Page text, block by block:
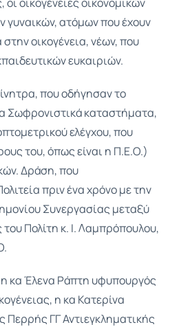
γυναικών, ατόμων που έχουν
οικογένεια, νέων, που
ευκαιριών.
που οδήγησαν το
Σωφρονιστικά καταστήματα,
ελέγχου, που
του, όπως είναι η Π.Ε.Ο.)
Δράση, που
πριν ένα χρόνο με την
Συνεργασίας μεταξύ
Πολίτη κ. Ι. Λαμπρόπουλου,
κα Έλενα Ράπτη υφυπουργός
η κα Κατερίνα
Περρής ΓΓ Αντιεγκληματικής